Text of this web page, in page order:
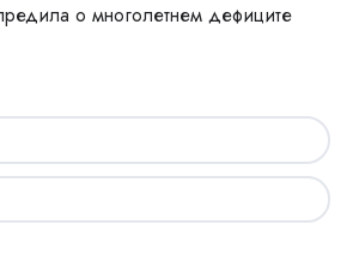
о многолетнем дефиците